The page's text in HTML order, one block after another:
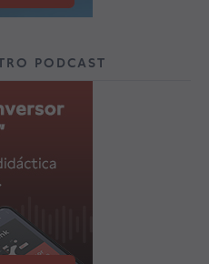
PODCAST